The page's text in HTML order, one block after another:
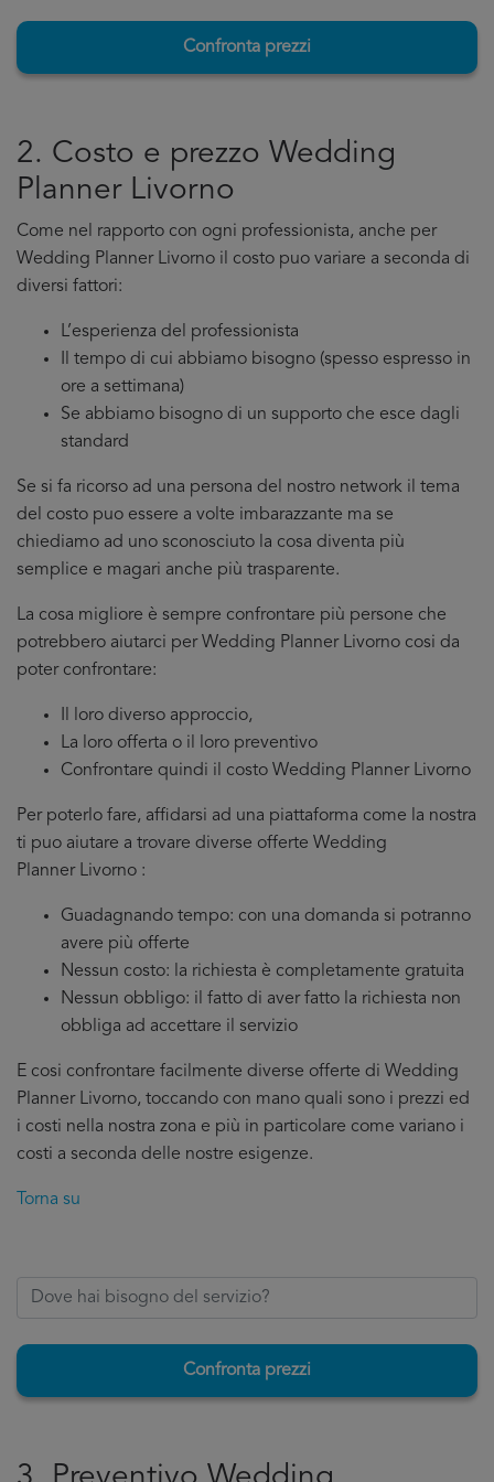
Confronta prezzi
2. Costo e prezzo Wedding
Planner Livorno
Come nel rapporto con ogni professionista, anche per
Wedding Planner Livorno il costo puo variare a seconda di
diversi fattori:
L’esperienza del professionista
Il tempo di cui abbiamo bisogno (spesso espresso in
ore a settimana)
Se abbiamo bisogno di un supporto che esce dagli
standard
Se si fa ricorso ad una persona del nostro network il tema
del costo puo essere a volte imbarazzante ma se
chiediamo ad uno sconosciuto la cosa diventa più
semplice e magari anche più trasparente.
La cosa migliore è sempre confrontare più persone che
potrebbero aiutarci per Wedding Planner Livorno cosi da
poter confrontare:
Il loro diverso approccio,
La loro offerta o il loro preventivo
Confrontare quindi il costo Wedding Planner Livorno
Per poterlo fare, affidarsi ad una piattaforma come la nostra
ti puo aiutare a trovare diverse offerte Wedding
Planner Livorno :
Guadagnando tempo: con una domanda si potranno
avere più offerte
Nessun costo: la richiesta è completamente gratuita
Nessun obbligo: il fatto di aver fatto la richiesta non
obbliga ad accettare il servizio
E cosi confrontare facilmente diverse offerte di Wedding
Planner Livorno, toccando con mano quali sono i prezzi ed
i costi nella nostra zona e più in particolare come variano i
costi a seconda delle nostre esigenze.
Torna su
Confronta prezzi